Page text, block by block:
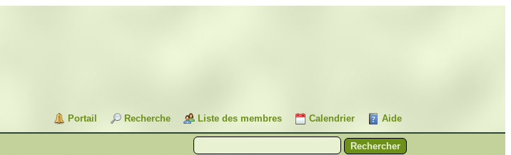
Portail Recherche Liste des membres Calendrier Aide